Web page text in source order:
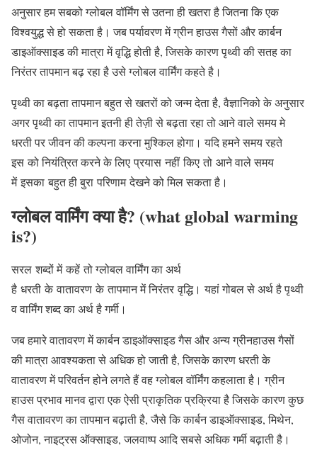
अनुसार हम सबको ग्लोबल वॉर्मिंग से उतना ही खतरा है जितना कि एक
विश्वयुद्ध से हो सकता है। जब पर्यावरण में ग्रीन हाउस गैसों और कार्बन
डाइऑक्साइड की मात्रा में वृद्धि होती है, जिसके कारण पृथ्वी की सतह का
निरंतर तापमान बढ़ रहा है उसे ग्लोबल वार्मिंग कहते है।
पृथ्वी का बढ़ता तापमान बहुत से खतरों को जन्म देता है, वैज्ञानिको के अनुसार
अगर पृथ्वी का तापमान इतनी ही तेज़ी से बढ़ता रहा तो आने वाले समय मे
धरती पर जीवन की कल्पना करना मुश्किल होगा। यदि हमने समय रहते
इस को नियंत्रित करने के लिए प्रयास नहीं किए तो आने वाले समय
में इसका बहुत ही बुरा परिणाम देखने को मिल सकता है।
ग्लोबल वार्मिंग क्या है? (what global warming
is?)
सरल शब्दों में कहें तो ग्लोबल वार्मिंग का अर्थ
है धरती के वातावरण के तापमान में निरंतर वृद्धि। यहां गोबल से अर्थ है पृथ्वी
व वार्मिंग शब्द का अर्थ है गर्मी।
जब हमारे वातावरण में कार्बन डाइऑक्साइड गैस और अन्य ग्रीनहाउस गैसों
की मात्रा आवश्यकता से अधिक हो जाती है, जिसके कारण धरती के
वातावरण में परिवर्तन होने लगते हैं वह ग्लोबल वॉर्मिंग कहलाता है। ग्रीन
हाउस प्रभाव मानव द्वारा एक ऐसी प्राकृतिक प्रक्रिया है जिसके कारण कुछ
गैस वातावरण का तापमान बढ़ाती है, जैसे कि कार्बन डाइऑक्साइड, मिथेन,
ओजोन, नाइट्रस ऑक्साइड, जलवाष्प आदि सबसे अधिक गर्मी बढ़ाती है।